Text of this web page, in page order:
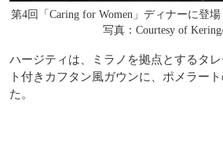
第4回「Caring for Women」ディナーに登
写真：Courtesy of
ハージティは、ミラノを拠点とするタ
ト付きカフタン風ガウンに、ポメラー
た。